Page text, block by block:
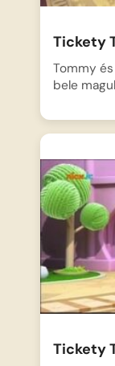
Tickety
Tommy
bele
Tickety